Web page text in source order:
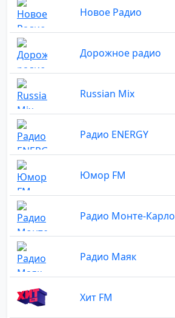
Новое Радио
Дорожное радио
Russian Mix
Радио ENERGY
Юмор FM
Радио Монте-Карло
Радио Маяк
Хит FM